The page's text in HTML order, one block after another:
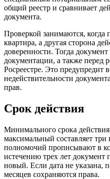
общий реестр и сравнивает
документа.
Проверкой занимаются, когда
квартира, а другая сторона
доверенности. Тогда
документации, а также перед
Росреестре. Это предупредит
недействительности
прав.
Срок действия
Минимального срока
максимальный составляет три
полномочий прописывают в
истечению трех лет документ
новый. Если дата не указана,
месяцев сохраняются права.